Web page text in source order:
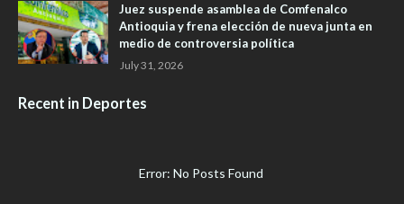
Juez suspende asamblea de Comfenalco
Antioquia y frena elección de nueva junta en
medio de controversia política
July 31, 2026
Recent in Deportes
Error: No Posts Found